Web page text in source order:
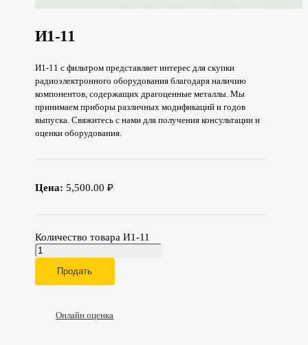
И1-11
И1-11 с фильтром представляет интерес для скупки
радиоэлектронного оборудования благодаря наличию
компонентов, содержащих драгоценные металлы. Мы
принимаем приборы различных модификаций и годов
выпуска. Свяжитесь с нами для получения консультации и
оценки оборудования.
Цена: 5,500.00 ₽
Количество товара И1-11
Продать
Онлайн оценка